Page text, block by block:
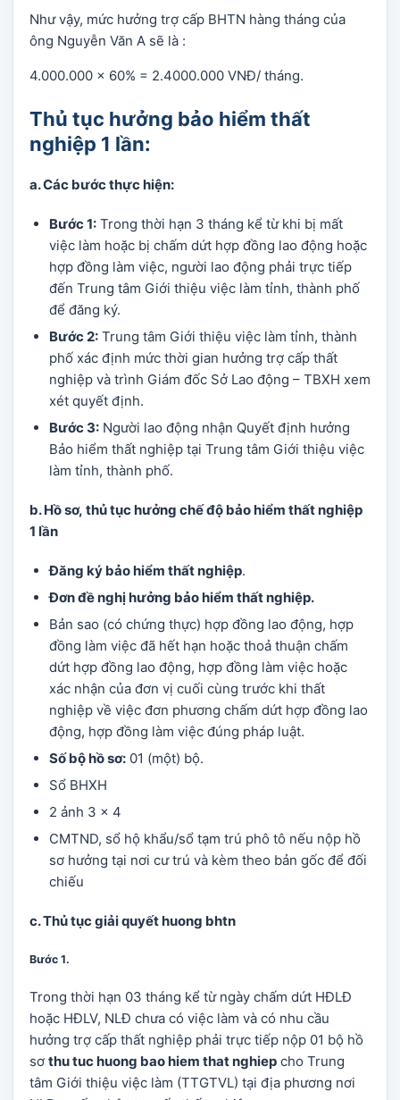
Như vậy, mức hưởng trợ cấp BHTN hàng tháng của
ông Nguyễn Văn A sẽ là :
4.000.000 x 60% = 2.4000.000 VNĐ/ tháng.
Thủ tục hưởng bảo hiểm thất
nghiệp 1 lần:
a. Các bước thực hiện:
Bước 1: Trong thời hạn 3 tháng kể từ khi bị mất
việc làm hoặc bị chấm dứt hợp đồng lao động hoặc
hợp đồng làm việc, người lao động phải trực tiếp
đến Trung tâm Giới thiệu việc làm tỉnh, thành phố
để đăng ký.
Bước 2: Trung tâm Giới thiệu việc làm tỉnh, thành
phố xác định mức thời gian hưởng trợ cấp thất
nghiệp và trình Giám đốc Sở Lao động – TBXH xem
xét quyết định.
Bước 3: Người lao động nhận Quyết định hưởng
Bảo hiểm thất nghiệp tại Trung tâm Giới thiệu việc
làm tỉnh, thành phố.
b. Hồ sơ, thủ tục hưởng chế độ bảo hiểm thất nghiệp
1 lần
Đăng ký bảo hiểm thất nghiệp.
Đơn đề nghị hưởng bảo hiểm thất nghiệp.
Bản sao (có chứng thực) hợp đồng lao động, hợp
đồng làm việc đã hết hạn hoặc thoả thuận chấm
dứt hợp đồng lao động, hợp đồng làm việc hoặc
xác nhận của đơn vị cuối cùng trước khi thất
nghiệp về việc đơn phương chấm dứt hợp đồng lao
động, hợp đồng làm việc đúng pháp luật.
Số bộ hồ sơ: 01 (một) bộ.
Sổ BHXH
2 ảnh 3 x 4
CMTND, sổ hộ khẩu/sổ tạm trú phô tô nếu nộp hồ
sơ hưởng tại nơi cư trú và kèm theo bản gốc để đối
chiếu
c. Thủ tục giải quyết huong bhtn
Bước 1.
Trong thời hạn 03 tháng kể từ ngày chấm dứt HĐLĐ
hoặc HĐLV, NLĐ chưa có việc làm và có nhu cầu
hưởng trợ cấp thất nghiệp phải trực tiếp nộp 01 bộ hồ
sơ thu tuc huong bao hiem that nghiep cho Trung
tâm Giới thiệu việc làm (TTGTVL) tại địa phương nơi